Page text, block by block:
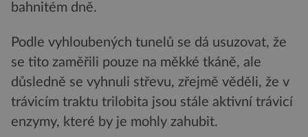
bahnitém dně.
Podle vyhloubených tunelů se dá usuzovat, že
se tito zaměřili pouze na měkké tkáně, ale
důsledně se vyhnuli střevu, zřejmě věděli, že v
trávicím traktu trilobita jsou stále aktivní trávicí
enzymy, které by je mohly zahubit.